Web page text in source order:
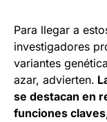
Para llegar a
investigadores
variantes
azar, advierten.
se destacan en
funciones